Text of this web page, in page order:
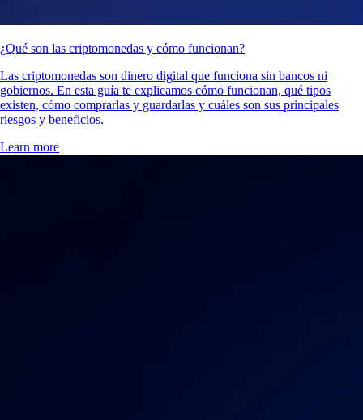
¿Qué son las criptomonedas y cómo funcionan?
Las criptomonedas son dinero digital que funciona sin bancos ni
gobiernos. En esta guía te explicamos cómo funcionan, qué tipos
existen, cómo comprarlas y guardarlas y cuáles son sus principales
riesgos y beneficios.
Learn more